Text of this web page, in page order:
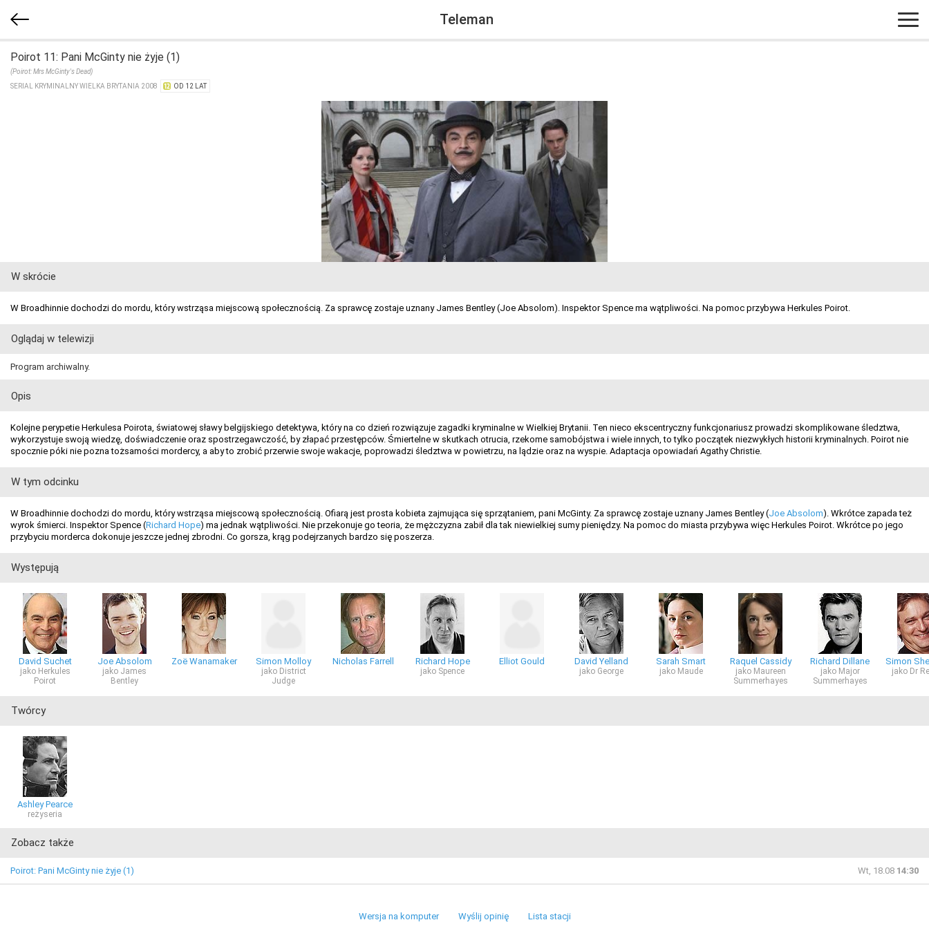
Teleman
Poirot 11: Pani McGinty nie żyje (1)
(Poirot: Mrs McGinty's Dead)
SERIAL KRYMINALNY WIELKA BRYTANIA 2008
OD 12 LAT
W skrócie
W Broadhinnie dochodzi do mordu, który wstrząsa miejscową społecznością. Za sprawcę zostaje uznany James Bentley (Joe Absolom). Inspektor Spence ma wątpliwości. Na pomoc przybywa Herkules Poirot.
Oglądaj w telewizji
Program archiwalny.
Opis
Kolejne perypetie Herkulesa Poirota, światowej sławy belgijskiego detektywa, który na co dzień rozwiązuje zagadki kryminalne w Wielkiej Brytanii. Ten nieco ekscentryczny funkcjonariusz prowadzi skomplikowane śledztwa,
wykorzystuje swoją wiedzę, doświadczenie oraz spostrzegawczość, by złapać przestępców. Śmiertelne w skutkach otrucia, rzekome samobójstwa i wiele innych, to tylko początek niezwykłych historii kryminalnych. Poirot nie
spocznie póki nie pozna tożsamości mordercy, a aby to zrobić przerwie swoje wakacje, poprowadzi śledztwa w powietrzu, na lądzie oraz na wyspie. Adaptacja opowiadań Agathy Christie.
W tym odcinku
W Broadhinnie dochodzi do mordu, który wstrząsa miejscową społecznością. Ofiarą jest prosta kobieta zajmująca się sprzątaniem, pani McGinty. Za sprawcę zostaje uznany James Bentley (Joe Absolom). Wkrótce zapada też
wyrok śmierci. Inspektor Spence (Richard Hope) ma jednak wątpliwości. Nie przekonuje go teoria, że mężczyzna zabił dla tak niewielkiej sumy pieniędzy. Na pomoc do miasta przybywa więc Herkules Poirot. Wkrótce po jego
przybyciu morderca dokonuje jeszcze jednej zbrodni. Co gorsza, krąg podejrzanych bardzo się poszerza.
Występują
David Suchet
jako Herkules
Poirot
Joe Absolom
jako James
Bentley
Zoë Wanamaker Simon Molloy
jako District
Judge
Nicholas Farrell Richard Hope
jako Spence
Elliot Gould David Yelland
jako George
Sarah Smart
jako Maude
Raquel Cassidy
jako Maureen
Summerhayes
Richard Dillane
jako Major
Summerhayes
Simon
jako Dr
Twórcy
Ashley Pearce
reżyseria
Zobacz także
Poirot: Pani McGinty nie żyje (1) Wt, 18.08 14:30
Wersja na komputer Wyślij opinię Lista stacji